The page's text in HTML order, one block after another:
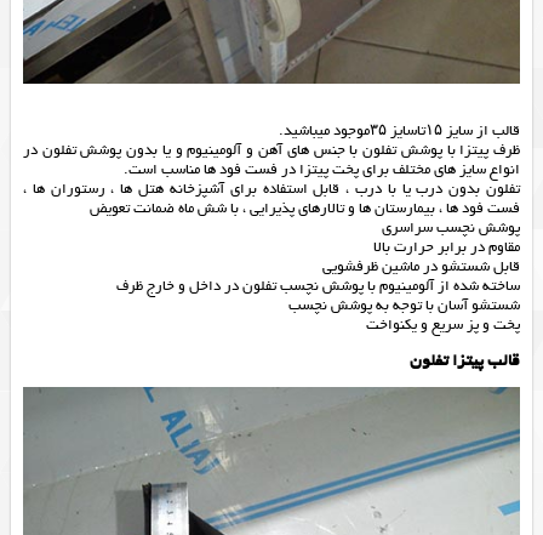
قالب از سایز ۱۵تاسایز ۳۵موجود میباشید.
ظرف پیتزا با پوشش تفلون با جنس های آهن و آلومینیوم و یا بدون پوشش تفلون در
انواع سایز های مختلف برای پخت پیتزا در فست فود ها مناسب است.
تفلون بدون درب یا با درب ، قابل استفاده برای آشپزخانه هتل ها ، رستوران ها ،
فست فود ها ، بیمارستان ها و تالار‌های پذیرایی ، با شش ماه ضمانت تعویض
پوشش نچسب سراسری
مقاوم در برابر حرارت بالا
قابل شستشو در ماشین ظرفشویی
ساخته شده از آلومینیوم با پوشش نچسب تفلون در داخل و خارج ظرف
شستشو آسان با توجه به پوشش نچسب
پخت و پز سریع و یکنواخت
قالب پیتزا تفلون